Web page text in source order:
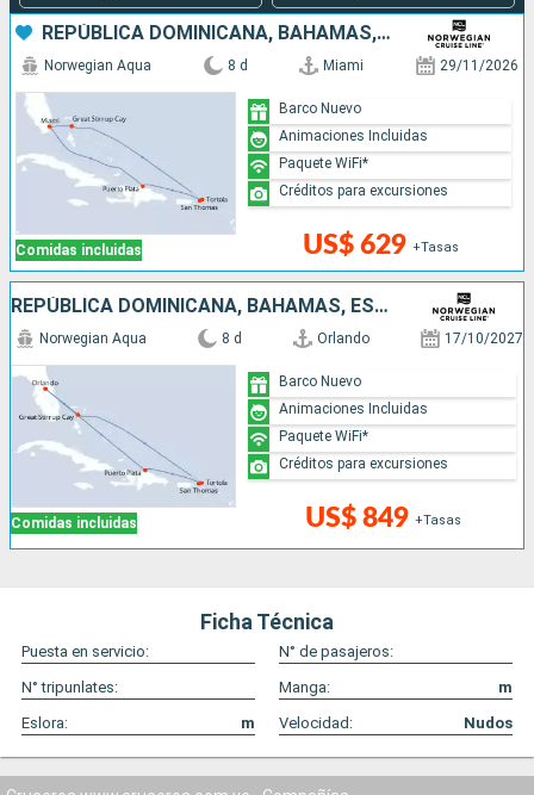
REPÚBLICA DOMINICANA, BAHAMAS, ESTADOS UNIDOS
Comidas incluidas
Norwegian Aqua 8 d Miami 29/11/2026
US$ 629 +Tasas
Barco Nuevo
Animaciones Incluidas
Paquete WiFi*
Créditos para excursiones
REPÚBLICA DOMINICANA, BAHAMAS, ESTADOS UNIDOS
Comidas incluidas
Norwegian Aqua 8 d Orlando 17/10/2027
US$ 849 +Tasas
Barco Nuevo
Animaciones Incluidas
Paquete WiFi*
Créditos para excursiones
Ficha Técnica
Puesta en servicio:
N° de pasajeros:
N° tripunlates:
Manga:
m
Eslora:
m Velocidad: Nudos